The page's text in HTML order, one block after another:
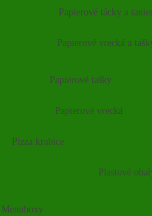
Papierové tácky a
Papierové vrecká a
Papierové tašky
Papierové vrecká
Pizza krabice
Plastové
Menuboxy